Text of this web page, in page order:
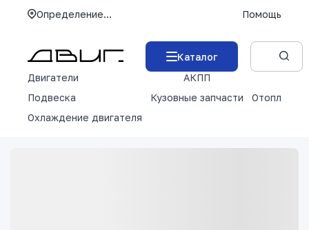
Определение... Помощь
Каталог
Двигатели
АКПП
Подвеска
Кузовные запчасти
Отопление
Охлаждение двигателя